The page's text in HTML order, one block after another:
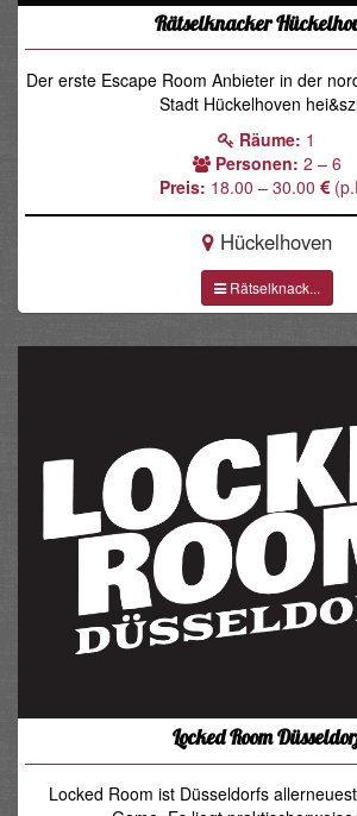
Rätselknacker
Der erste Escape Room Anbieter in der
Stadt Hückelhoven
Räume: 1
Personen: 2 – 6
Preis: 18.00 – 30.00
Hückelhoven
Rätselknack...
Locked Room
Locked Room ist Düsseldorfs